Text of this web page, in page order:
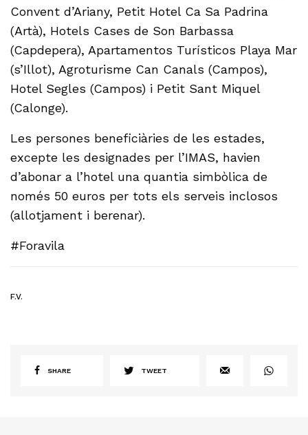
Convent d’Ariany, Petit Hotel Ca Sa Padrina
(Artà), Hotels Cases de Son Barbassa
(Capdepera), Apartamentos Turísticos Playa Mar
(s’Illot), Agroturisme Can Canals (Campos),
Hotel Segles (Campos) i Petit Sant Miquel
(Calonge).
Les persones beneficiàries de les estades,
excepte les designades per l’IMAS, havien
d’abonar a l’hotel una quantia simbòlica de
només 50 euros per tots els serveis inclosos
(allotjament i berenar).
#Foravila
F.V.
SHARE TWEET